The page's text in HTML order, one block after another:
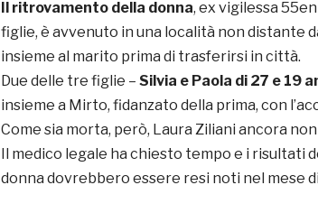
Il ritrovamento della donna, ex vigilessa
figlie, è avvenuto in una località non distante
insieme al marito prima di trasferirsi in città.
Due delle tre figlie – Silvia e Paola di 27 e 19
insieme a Mirto, fidanzato della prima, con
Come sia morta, però, Laura Ziliani ancora non
Il medico legale ha chiesto tempo e i risultati
donna dovrebbero essere resi noti nel mese